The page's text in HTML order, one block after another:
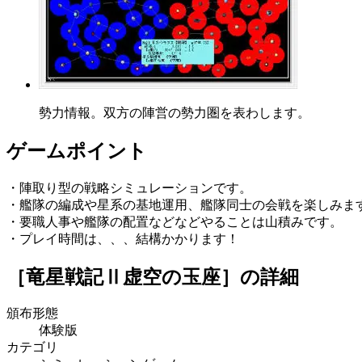
勢力情報。双方の陣営の勢力圏を表わします。
ゲームポイント
・陣取り型の戦略シミュレーションです。
・艦隊の編成や星系の基地運用、艦隊同士の会戦を楽しみま
・要職人事や艦隊の配置などなどやることは山積みです。
・プレイ時間は、、、結構かかります！
［竜星戦記Ⅱ虚空の玉座］ の詳細
頒布形態
体験版
カテゴリ